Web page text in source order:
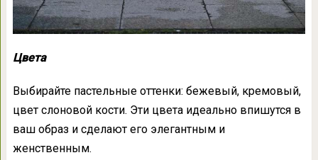
Цвета
Выбирайте пастельные оттенки: бежевый, кремовый,
цвет слоновой кости. Эти цвета идеально впишутся в
ваш образ и сделают его элегантным и
женственным.